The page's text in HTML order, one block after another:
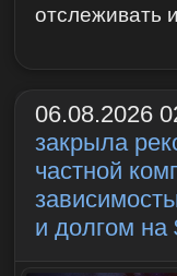
отслеживать
06.08.2026
закрыла
частной
и долгом на